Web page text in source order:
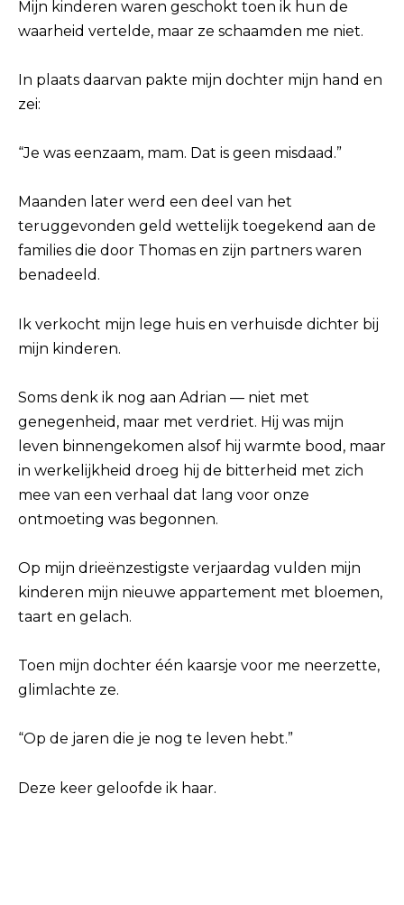
Mijn kinderen waren geschokt toen ik hun de
waarheid vertelde, maar ze schaamden me niet.
In plaats daarvan pakte mijn dochter mijn hand en
zei:
“Je was eenzaam, mam. Dat is geen misdaad.”
Maanden later werd een deel van het
teruggevonden geld wettelijk toegekend aan de
families die door Thomas en zijn partners waren
benadeeld.
Ik verkocht mijn lege huis en verhuisde dichter bij
mijn kinderen.
Soms denk ik nog aan Adrian — niet met
genegenheid, maar met verdriet. Hij was mijn
leven binnengekomen alsof hij warmte bood, maar
in werkelijkheid droeg hij de bitterheid met zich
mee van een verhaal dat lang voor onze
ontmoeting was begonnen.
Op mijn drieënzestigste verjaardag vulden mijn
kinderen mijn nieuwe appartement met bloemen,
taart en gelach.
Toen mijn dochter één kaarsje voor me neerzette,
glimlachte ze.
“Op de jaren die je nog te leven hebt.”
Deze keer geloofde ik haar.